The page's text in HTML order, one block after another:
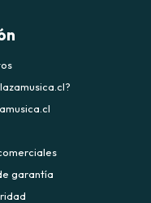
garantía